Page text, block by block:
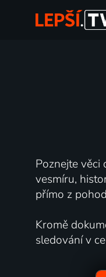
Poznejte věci
vesmíru,
přímo z
Kromě
sledování v